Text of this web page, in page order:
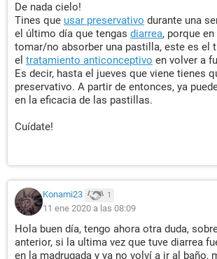
De nada cielo!
Tines que usar preservativo durante una
el último día que tengas diarrea, porque
tomar/no absorber una pastilla, este es el
el tratamiento anticonceptivo en volver a
Es decir, hasta el jueves que viene tienes
preservativo. A partir de entonces, ya
en la eficacia de las pastillas.
Cuídate!
Konami23 1
11 ene 2020 a las 08:09
Hola buen día, tengo ahora otra duda,
anterior, si la ultima vez que tuve diarrea
en la madrugada y ya no volví a ir al baño,